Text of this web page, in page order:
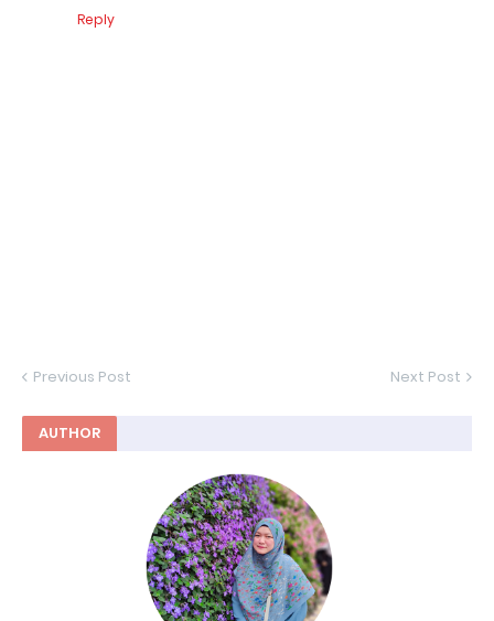
Reply
Previous Post Next Post
AUTHOR